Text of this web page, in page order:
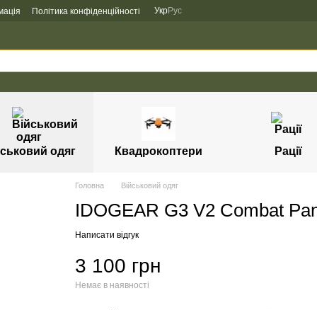
Політика конфіденційності УкрРус
одяг Квадрокоптери Рації
Головна Військовий одяг
IDOGEAR G3 V2 Combat
Написати відгук
3 100 грн
Немає в наявності